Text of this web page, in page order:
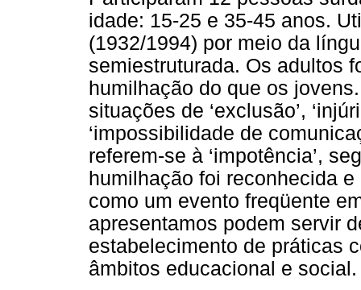
idade: 15-25 e 35-45 anos.
(1932/1994) por meio da
semiestruturada. Os adultos
humilhação do que os
situações de ‘exclusão’,
‘impossibilidade de
referem-se à ‘impotência’,
humilhação foi reconhecida
como um evento freqüente
apresentamos podem servir
estabelecimento de práticas
âmbitos educacional e social.